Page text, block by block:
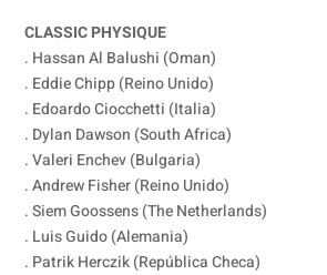
CLASSIC PHYSIQUE
. Hassan Al Balushi (Oman)
. Eddie Chipp (Reino Unido)
. Edoardo Ciocchetti (Italia)
. Dylan Dawson (South Africa)
. Valeri Enchev (Bulgaria)
. Andrew Fisher (Reino Unido)
. Siem Goossens (The Netherlands)
. Luis Guido (Alemania)
. Patrik Herczik (República Checa)